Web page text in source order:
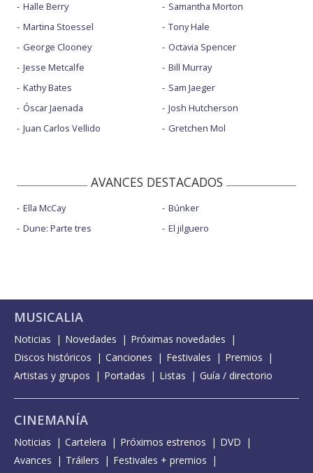
Halle Berry
Martina Stoessel
George Clooney
Jesse Metcalfe
Kathy Bates
Óscar Jaenada
Juan Carlos Vellido
Samantha Morton
Tony Hale
Octavia Spencer
Bill Murray
Sam Jaeger
Josh Hutcherson
Gretchen Mol
AVANCES DESTACADOS
Ella McCay
Dune: Parte tres
Búnker
El jilguero
MUSICALIA
Noticias Novedades
Próximas novedades
Discos históricos
Canciones Festivales
Premios
Artistas y grupos
Portadas Listas Guía / directorio
CINEMANÍA
Noticias Cartelera Próximos estrenos
DVD
Avances
Tráilers
Festivales + premios